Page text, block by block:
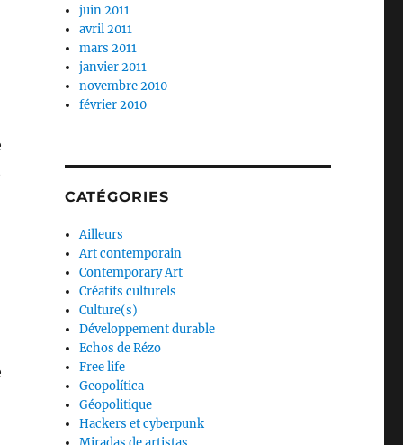
juin 2011
avril 2011
mars 2011
janvier 2011
novembre 2010
février 2010
CATÉGORIES
Ailleurs
Art contemporain
Contemporary Art
Créatifs culturels
Culture(s)
Développement durable
Echos de Rézo
Free life
Geopolítica
Géopolitique
Hackers et cyberpunk